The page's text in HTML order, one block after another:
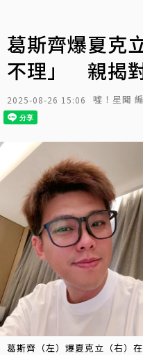
葛斯齊爆夏克
不理」 親揭
2025-08-26 15:06 噓！星聞
葛斯齊（左）爆夏克立（右）